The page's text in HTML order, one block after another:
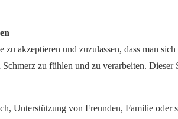
akzeptieren und zuzulassen, dass man
zu fühlen und zu verarbeiten.
Unterstützung von Freunden, Familie oder